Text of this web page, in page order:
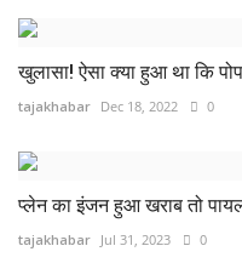
खुलासा! ऐसा क्‍या हुआ था कि
tajakhabar Dec 18, 2022 0
प्लेन का इंजन हुआ खराब तो
tajakhabar Jul 31, 2023 0